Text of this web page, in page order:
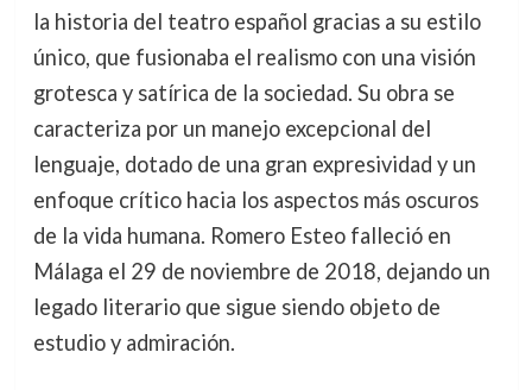
la historia del teatro español gracias a su estilo
único, que fusionaba el realismo con una visión
grotesca y satírica de la sociedad. Su obra se
caracteriza por un manejo excepcional del
lenguaje, dotado de una gran expresividad y un
enfoque crítico hacia los aspectos más oscuros
de la vida humana. Romero Esteo falleció en
Málaga el 29 de noviembre de 2018, dejando un
legado literario que sigue siendo objeto de
estudio y admiración.